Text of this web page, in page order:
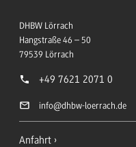
DHBW Lörrach
Hangstraße 46 – 50
79539 Lörrach
+49 7621 2071 0
info@dhbw-loerrach.de
Anfahrt